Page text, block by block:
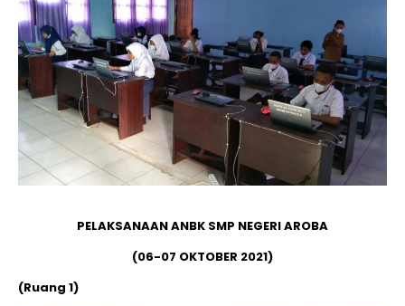
PELAKSANAAN ANBK SMP NEGERI AROBA
(06-07 OKTOBER 2021)
(Ruang 1)